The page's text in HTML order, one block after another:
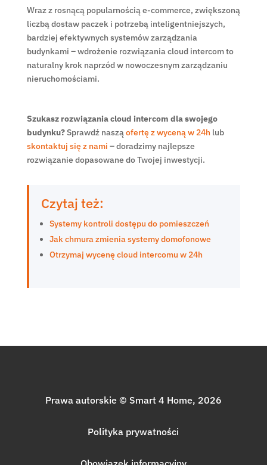
Wraz z rosnącą popularnością e-commerce, zwiększoną
liczbą dostaw paczek i potrzebą inteligentniejszych,
bardziej efektywnych systemów zarządzania
budynkami – wdrożenie rozwiązania cloud intercom to
naturalny krok naprzód w nowoczesnym zarządzaniu
nieruchomościami.
Szukasz rozwiązania cloud intercom dla swojego
budynku?Sprawdź nasząofertę z wyceną w 24h lub
skontaktuj się z nami – doradzimy najlepsze
rozwiązanie dopasowane do Twojej inwestycji.
Czytaj też:
Systemy kontroli dostępu do pomieszczeń
Jak chmura zmienia systemy domofonowe
Otrzymaj wycenę cloud intercomu w 24h
Prawa autorskie © Smart 4 Home, 2026
Polityka prywatności